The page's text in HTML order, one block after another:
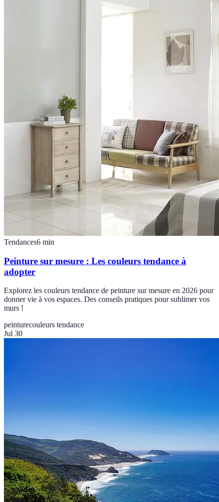
Tendances6 min
Peinture sur mesure : Les couleurs tendance à
adopter
Explorez les couleurs tendance de peinture sur mesure en 2026 pour
donner vie à vos espaces. Des conseils pratiques pour sublimer vos
murs !
peinturecouleurs tendance
Jul 30